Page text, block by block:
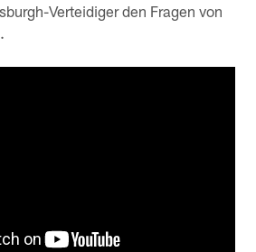
Verteidiger den Fragen von